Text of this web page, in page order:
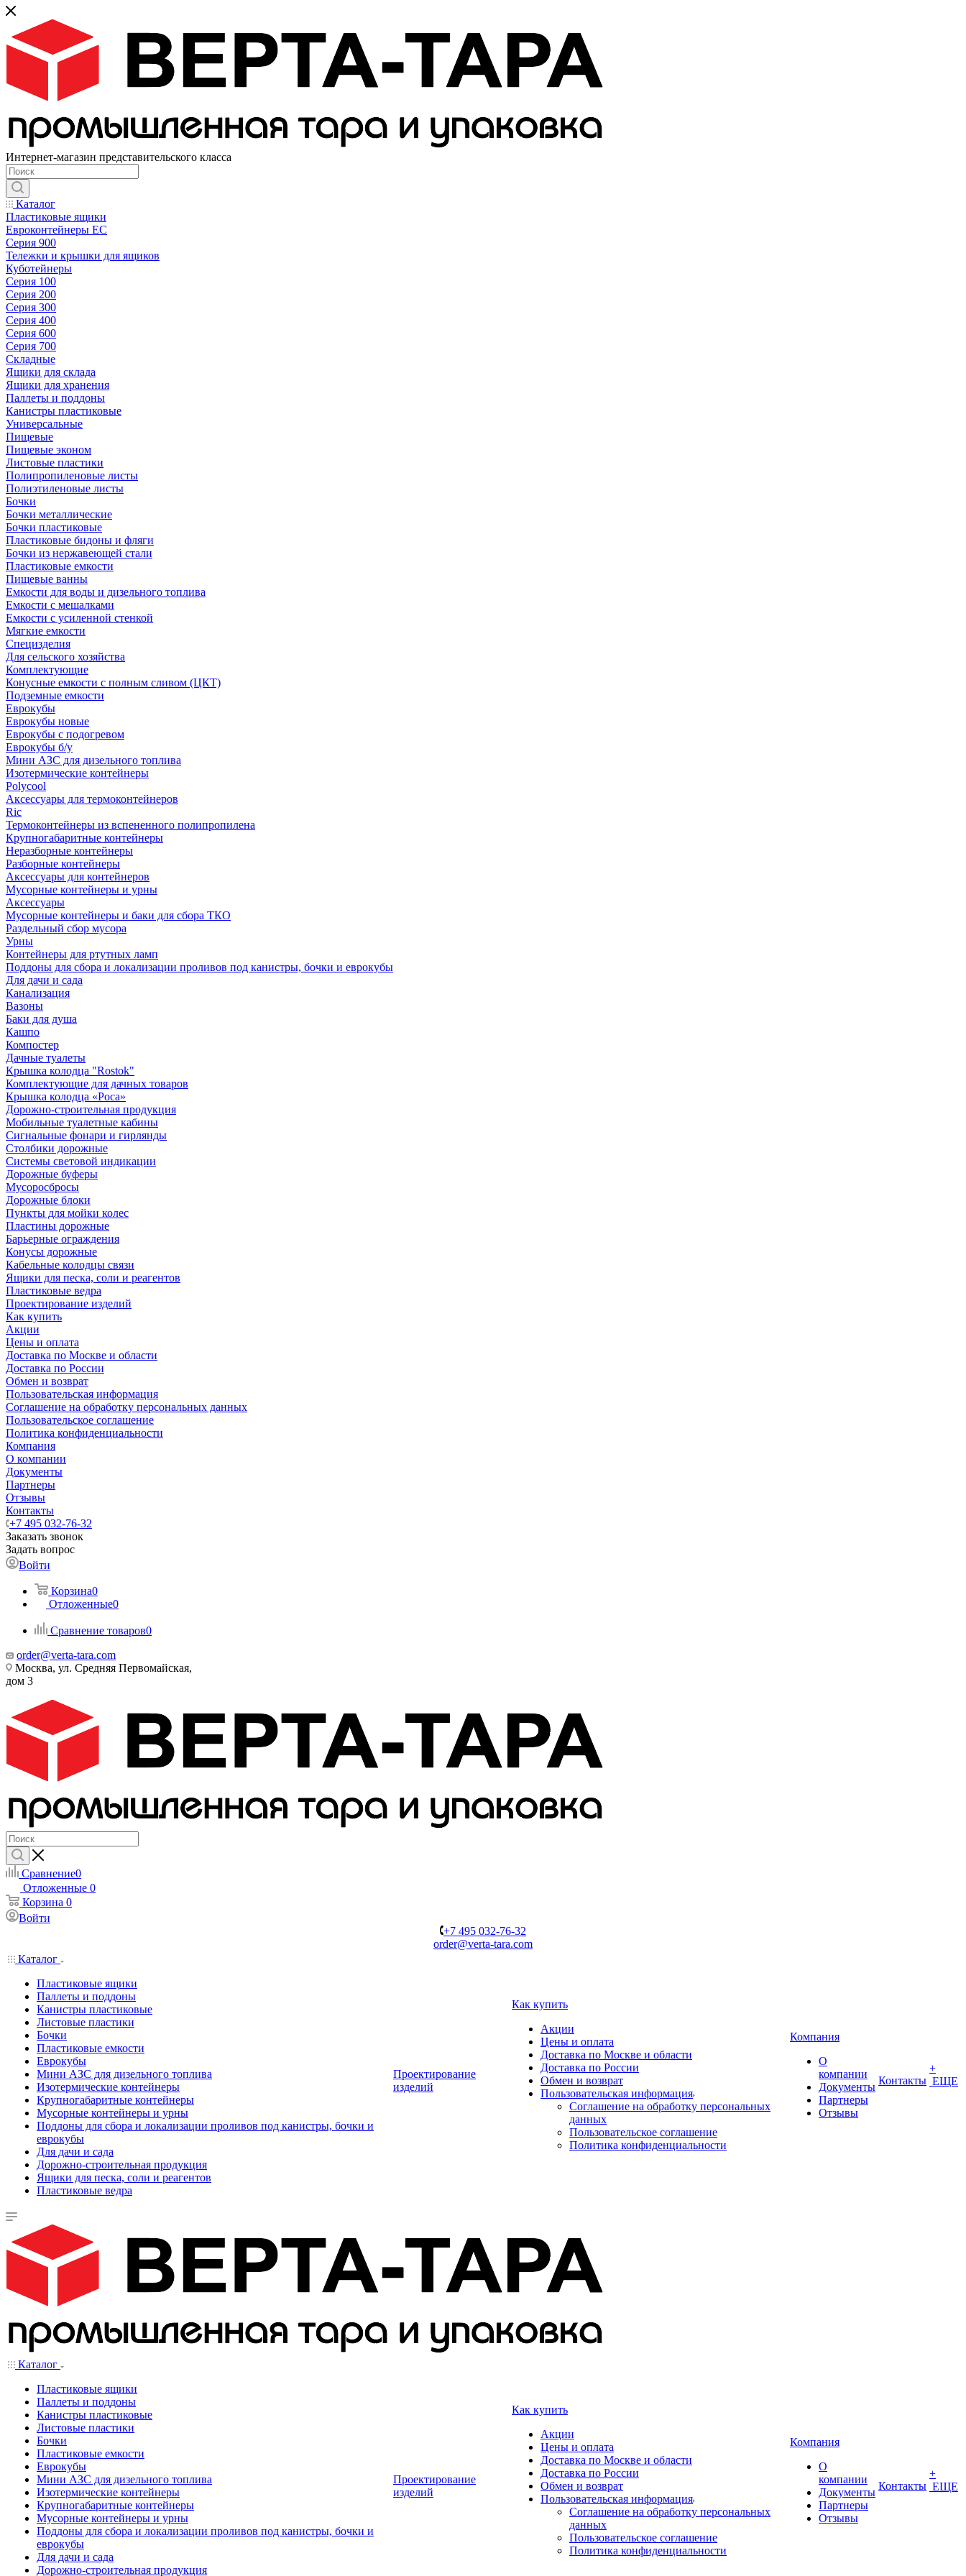
Интернет-магазин представительского класса
Каталог
Пластиковые ящики
Евроконтейнеры ЕС
Серия 900
Тележки и крышки для ящиков
Куботейнеры
Серия 100
Серия 200
Серия 300
Серия 400
Серия 600
Серия 700
Складные
Ящики для склада
Ящики для хранения
Паллеты и поддоны
Канистры пластиковые
Универсальные
Пищевые
Пищевые эконом
Листовые пластики
Полипропиленовые листы
Полиэтиленовые листы
Бочки
Бочки металлические
Бочки пластиковые
Пластиковые бидоны и фляги
Бочки из нержавеющей стали
Пластиковые емкости
Пищевые ванны
Емкости для воды и дизельного топлива
Емкости с мешалками
Емкости с усиленной стенкой
Мягкие емкости
Специзделия
Для сельского хозяйства
Комплектующие
Конусные емкости с полным сливом (ЦКТ)
Подземные емкости
Еврокубы
Еврокубы новые
Еврокубы с подогревом
Еврокубы б/у
Мини АЗС для дизельного топлива
Изотермические контейнеры
Polycool
Аксессуары для термоконтейнеров
Ric
Термоконтейнеры из вспененного полипропилена
Крупногабаритные контейнеры
Неразборные контейнеры
Разборные контейнеры
Аксессуары для контейнеров
Мусорные контейнеры и урны
Аксессуары
Мусорные контейнеры и баки для сбора ТКО
Раздельный сбор мусора
Урны
Контейнеры для ртутных ламп
Поддоны для сбора и локализации проливов под канистры, бочки и еврокубы
Для дачи и сада
Канализация
Вазоны
Баки для душа
Кашпо
Компостер
Дачные туалеты
Крышка колодца "Rostok"
Комплектующие для дачных товаров
Крышка колодца «Роса»
Дорожно-строительная продукция
Мобильные туалетные кабины
Сигнальные фонари и гирлянды
Столбики дорожные
Системы световой индикации
Дорожные буферы
Мусоросбросы
Дорожные блоки
Пункты для мойки колес
Пластины дорожные
Барьерные ограждения
Конусы дорожные
Кабельные колодцы связи
Ящики для песка, соли и реагентов
Пластиковые ведра
Проектирование изделий
Как купить
Акции
Цены и оплата
Доставка по Москве и области
Доставка по России
Обмен и возврат
Пользовательская информация
Соглашение на обработку персональных данных
Пользовательское соглашение
Политика конфиденциальности
Компания
О компании
Документы
Партнеры
Отзывы
Контакты
+7 495 032-76-32
Заказать звонок
Задать вопрос
Войти
Корзина0
Отложенные0
Сравнение товаров0
order@verta-tara.com
Москва, ул. Средняя Первомайская,
дом 3
Сравнение0
Отложенные 0
Корзина 0
Войти
+7 495 032-76-32
order@verta-tara.com
Каталог
Пластиковые ящики
Паллеты и поддоны
Канистры пластиковые
Листовые пластики
Бочки
Пластиковые емкости
Еврокубы
Мини АЗС для дизельного топлива
Изотермические контейнеры
Крупногабаритные контейнеры
Мусорные контейнеры и урны
Поддоны для сбора и локализации проливов под канистры, бочки и
еврокубы
Для дачи и сада
Дорожно-строительная продукция
Ящики для песка, соли и реагентов
Пластиковые ведра
Проектирование
изделий
Как купить
Акции
Цены и оплата
Доставка по Москве и области
Доставка по России
Обмен и возврат
Пользовательская информация
Соглашение на обработку персональных
данных
Пользовательское соглашение
Политика конфиденциальности
Компания
О
компании
Документы
Партнеры
Отзывы
Контакты
+
ЕЩЕ
Каталог
Пластиковые ящики
Паллеты и поддоны
Канистры пластиковые
Листовые пластики
Бочки
Пластиковые емкости
Еврокубы
Мини АЗС для дизельного топлива
Изотермические контейнеры
Крупногабаритные контейнеры
Мусорные контейнеры и урны
Поддоны для сбора и локализации проливов под канистры, бочки и
еврокубы
Для дачи и сада
Дорожно-строительная продукция
Проектирование
изделий
Как купить
Акции
Цены и оплата
Доставка по Москве и области
Доставка по России
Обмен и возврат
Пользовательская информация
Соглашение на обработку персональных
данных
Пользовательское соглашение
Политика конфиденциальности
Компания
О
компании
Документы
Партнеры
Отзывы
Контакты
+
ЕЩЕ